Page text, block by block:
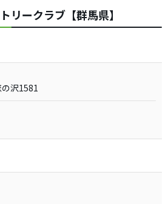
リークラブ【群馬県】
沢1581